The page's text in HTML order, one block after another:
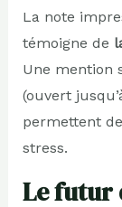
La note
témoigne de
Une mention
(ouvert
permettent
stress.
Le futur